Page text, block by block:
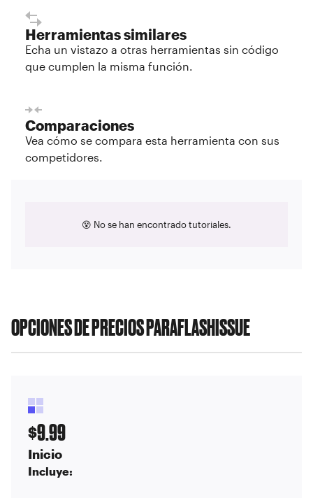
Herramientas similares
Echa un vistazo a otras herramientas sin código
que cumplen la misma función.
Comparaciones
Vea cómo se compara esta herramienta con sus
competidores.
😵 No se han encontrado tutoriales.
OPCIONES DE PRECIOS PARAFLASHISSUE
$9.99
Inicio
Incluye: